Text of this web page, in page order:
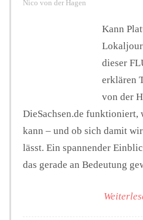
Nico von der Hagen
Kann
dieser
erklären
von der
DieSachsen.de funktioniert,
kann – und ob sich damit
lässt. Ein spannender
das gerade an Bedeutung